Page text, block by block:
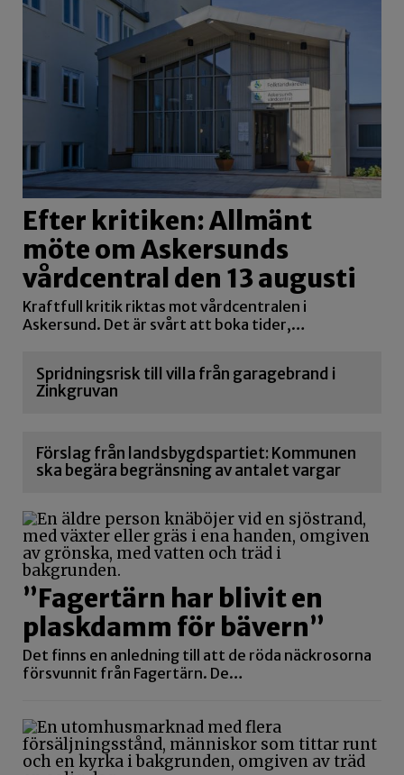
Efter kritiken: Allmänt
möte om Askersunds
vårdcentral den 13 augusti
Kraftfull kritik riktas mot vårdcentralen i
Askersund. Det är svårt att boka tider,…
Spridningsrisk till villa från garagebrand i
Zinkgruvan
Förslag från landsbygdspartiet: Kommunen
ska begära begränsning av antalet vargar
”Fagertärn har blivit en
plaskdamm för bävern”
Det finns en anledning till att de röda näckrosorna
försvunnit från Fagertärn. De…